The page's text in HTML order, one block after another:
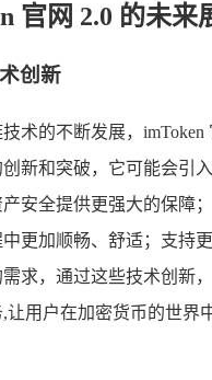
官网 2.0 的未来
创新
术的不断发展，imToken
新和突破，它可能会引
安全提供更强大的保障
更加顺畅、舒适；支持
求，通过这些技术创新
让用户在加密货币的世界